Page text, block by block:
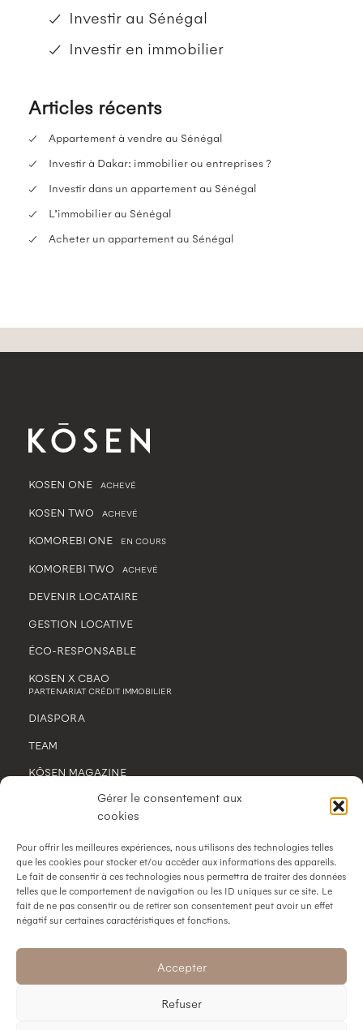
Gérer le consentement aux
cookies
Pour offrir les meilleures expériences, nous utilisons des technologies telles
que les cookies pour stocker et/ou accéder aux informations des appareils.
Le fait de consentir à ces technologies nous permettra de traiter des données
telles que le comportement de navigation ou les ID uniques sur ce site. Le
fait de ne pas consentir ou de retirer son consentement peut avoir un effet
négatif sur certaines caractéristiques et fonctions.
Accepter
Refuser
Investir au Sénégal
Investir en immobilier
Articles récents
Appartement à vendre au Sénégal
Investir à Dakar: immobilier ou entreprises ?
Investir dans un appartement au Sénégal
L’immobilier au Sénégal
Acheter un appartement au Sénégal
KOSEN ONE ACHEVÉ
KOSEN TWO ACHEVÉ
KOMOREBI ONE EN COURS
KOMOREBI TWO ACHEVÉ
DEVENIR LOCATAIRE
GESTION LOCATIVE
ÉCO-RESPONSABLE
KOSEN X CBAO
PARTENARIAT CRÉDIT IMMOBILIER
DIASPORA
TEAM
KŌSEN MAGAZINE
POLITIQUE DE CONFIDENTIALITÉ